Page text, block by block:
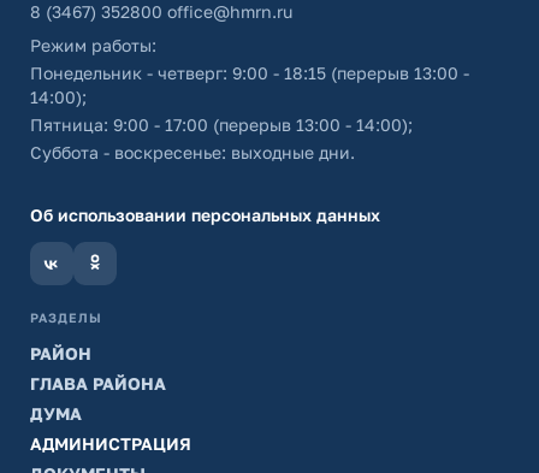
8 (3467) 352800 office@hmrn.ru
Режим работы:
Понедельник - четверг: 9:00 - 18:15 (перерыв 13:00 -
14:00);
Пятница: 9:00 - 17:00 (перерыв 13:00 - 14:00);
Суббота - воскресенье: выходные дни.
Об использовании персональных данных
РАЗДЕЛЫ
РАЙОН
ГЛАВА РАЙОНА
ДУМА
АДМИНИСТРАЦИЯ